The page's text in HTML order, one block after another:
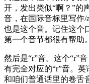
开，发出类似“啊？”的
音，在国际音标里写作/
也是这个音。记住这个
第一个音节都很有帮助。
然后是“r”音。这个“r”
有完全对应的“r”音。
和咱们普通话里的卷舌